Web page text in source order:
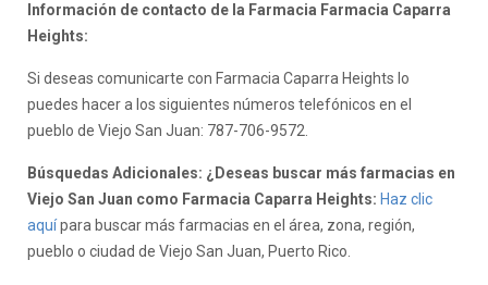
Información de contacto de la Farmacia Farmacia Caparra
Heights:
Si deseas comunicarte con Farmacia Caparra Heights lo
puedes hacer a los siguientes números telefónicos en el
pueblo de Viejo San Juan: 787-706-9572.
Búsquedas Adicionales: ¿Deseas buscar más farmacias en
Viejo San Juan como Farmacia Caparra Heights: Haz clic
aquípara buscar más farmacias en el área, zona, región,
pueblo o ciudad de Viejo San Juan, Puerto Rico.